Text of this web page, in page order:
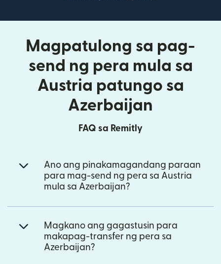
Magpatulong sa pag-
send ng pera mula sa
Austria patungo sa
Azerbaijan
FAQ sa Remitly
Ano ang pinakamagandang paraan
para mag-send ng pera sa Austria
mula sa Azerbaijan?
Magkano ang gagastusin para
makapag-transfer ng pera sa
Azerbaijan?